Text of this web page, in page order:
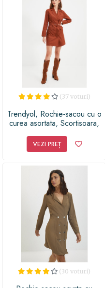
(37 voturi)
Trendyol, Rochie-sacou cu o
curea asortata, Scortisoara,
VEZI PREȚ
(30 voturi)